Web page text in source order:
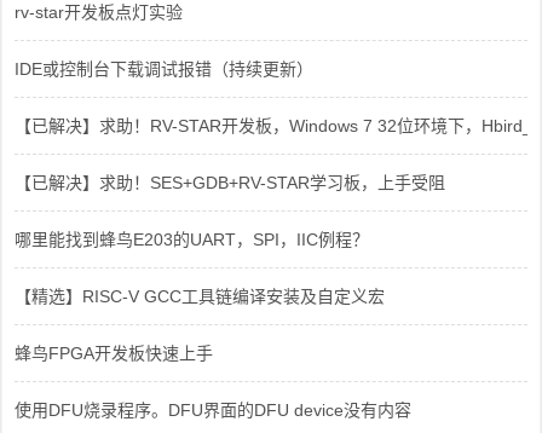
rv-star开发板点灯实验
IDE或控制台下载调试报错（持续更新）
【已解决】求助！RV-STAR开发板，Windows 7 32位环境下，
【已解决】求助！SES+GDB+RV-STAR学习板，上手受阻
哪里能找到蜂鸟E203的UART，SPI，IIC例程？
【精选】RISC-V GCC工具链编译安装及自定义宏
蜂鸟FPGA开发板快速上手
使用DFU烧录程序。DFU界面的DFU device没有内容